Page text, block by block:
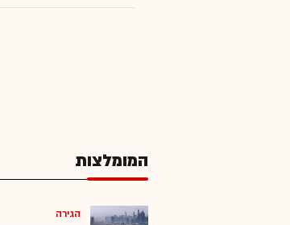
המומלצות
הגירה